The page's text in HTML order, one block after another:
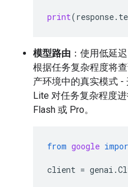
print(response.
模型路由 ：使用低延
根据任务复杂程度将
产环境中的真实模式 -
Lite 对任务复杂程度
Flash 或 Pro。
from google
client = genai .